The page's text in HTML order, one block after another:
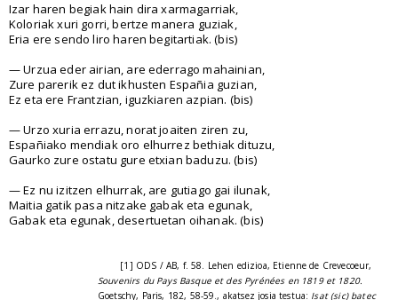
Izar haren begiak hain dira xarmagarriak,
Koloriak xuri gorri, bertze manera guziak,
Eria ere sendo liro haren begitartiak. (bis)
— Urzua eder airian, are ederrago mahainian,
Zure parerik ez dut ikhusten Españia guzian,
Ez eta ere Frantzian, iguzkiaren azpian. (bis)
— Urzo xuria errazu, norat joaiten ziren zu,
Españiako mendiak oro elhurrez bethiak dituzu,
Gaurko zure ostatu gure etxian baduzu. (bis)
— Ez nu izitzen elhurrak, are gutiago gai ilunak,
Maitia gatik pasa nitzake gabak eta egunak,
Gabak eta egunak, desertuetan oihanak. (bis)
[1] ODS / AB, f. 58. Lehen edizioa, Etienne de Crevecoeur,
Souvenirs du Pays Basque et des Pyrénées en 1819 et 1820.
Goetschy, Paris, 182, 58-59., akatsez josia testua: Isat (sic) batec